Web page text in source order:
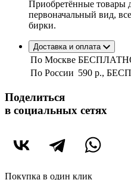
Приобретённые товары
первоначальный вид,
бирки.
Доставка и оплата
По Москве
По России 590 р.,
Поделиться
в социальных сетях
Покупка в один клик